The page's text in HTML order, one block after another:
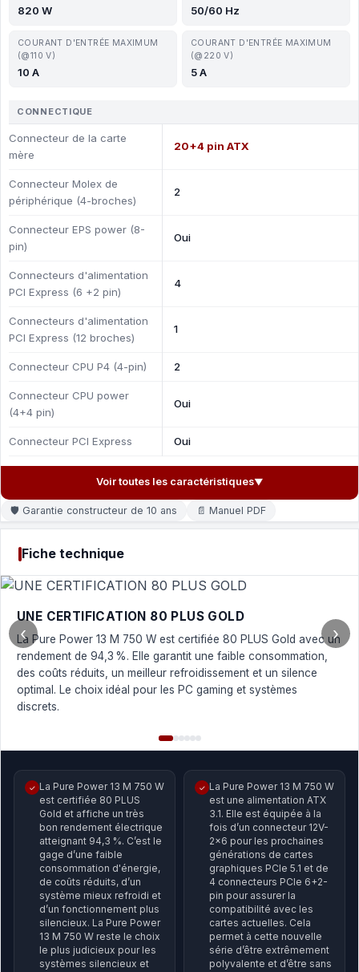
820 W 50/60 Hz
COURANT D'ENTRÉE MAXIMUM
(@110 V)
10 A
COURANT D'ENTRÉE MAXIMUM
(@220 V)
5 A
CONNECTIQUE
Connecteur de la carte
mère
20+4 pin ATX
Connecteur Molex de
périphérique (4-broches)
2
Connecteur EPS power (8-
pin)
Oui
Connecteurs d'alimentation
PCI Express (6 +2 pin)
4
Connecteurs d'alimentation
PCI Express (12 broches)
1
Connecteur CPU P4 (4-pin) 2
Connecteur CPU power
(4+4 pin)
Oui
Connecteur PCI Express Oui
Voir toutes les caractéristiques▼
🛡 Garantie constructeur de 10 ans 📄 Manuel PDF
Fiche technique
UNE CERTIFICATION 80 PLUS GOLD
La Pure Power 13 M 750 W est certifiée 80 PLUS Gold avec un
rendement de 94,3 %. Elle garantit une faible consommation,
des coûts réduits, un meilleur refroidissement et un silence
optimal. Le choix idéal pour les PC gaming et systèmes
discrets.
‹ ›
✓ La Pure Power 13 M 750 W
est certifiée 80 PLUS
Gold et affiche un très
bon rendement électrique
atteignant 94,3 %. C’est le
gage d’une faible
consommation d'énergie,
de coûts réduits, d’un
système mieux refroidi et
d’un fonctionnement plus
silencieux. La Pure Power
13 M 750 W reste le choix
le plus judicieux pour les
systèmes silencieux et
✓ La Pure Power 13 M 750 W
est une alimentation ATX
3.1. Elle est équipée à la
fois d’un connecteur 12V-
2x6 pour les prochaines
générations de cartes
graphiques PCIe 5.1 et de
4 connecteurs PCIe 6+2-
pin pour assurer la
compatibilité avec les
cartes actuelles. Cela
permet à cette nouvelle
série d’être extrêmement
polyvalente et d’être sans